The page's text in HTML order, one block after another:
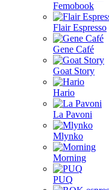
Femobook
Flair Espresso
Gene Café
Goat Story
Hario
La Pavoni
Mlynko
Morning
PUQ